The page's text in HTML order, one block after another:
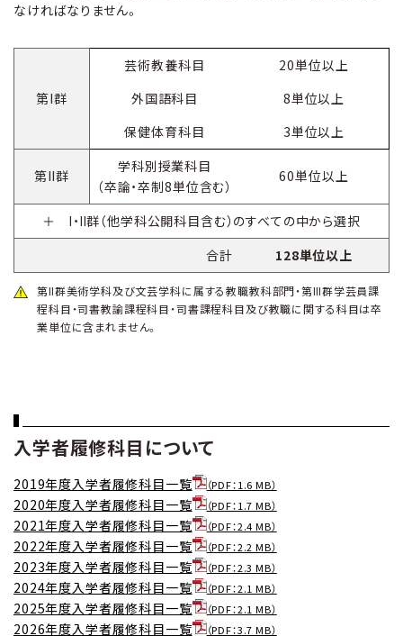
なければなりません。
第I群
芸術教養科目
20単位以上
外国語科目
8単位以上
保健体育科目
3単位以上
第II群
学科別授業科目
（卒論・卒制8単位含む）
60単位以上
＋ Ⅰ・Ⅱ群（他学科公開科目含む）のすべての中から選択
合計
128単位以上
第Ⅱ群美術学科及び文芸学科に属する教職教科部門・第Ⅲ群学芸員課
程科目・司書教諭課程科目・司書課程科目及び教職に関する科目は卒
業単位に含まれません。
入学者履修科目について
2019年度入学者履修科目一覧 （PDF：1.6 MB）
2020年度入学者履修科目一覧 （PDF：1.7 MB）
2021年度入学者履修科目一覧 （PDF：2.4 MB）
2022年度入学者履修科目一覧 （PDF：2.2 MB）
2023年度入学者履修科目一覧 （PDF：2.3 MB）
2024年度入学者履修科目一覧 （PDF：2.1 MB）
2025年度入学者履修科目一覧 （PDF：2.1 MB）
2026年度入学者履修科目一覧 （PDF：3.7 MB）